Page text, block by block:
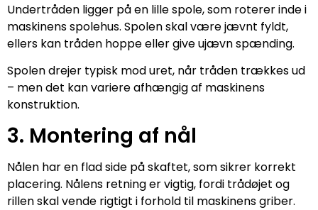
Undertråden ligger på en lille spole, som roterer inde i
maskinens spolehus. Spolen skal være jævnt fyldt,
ellers kan tråden hoppe eller give ujævn spænding.
Spolen drejer typisk mod uret, når tråden trækkes ud
– men det kan variere afhængig af maskinens
konstruktion.
3. Montering af nål
Nålen har en flad side på skaftet, som sikrer korrekt
placering. Nålens retning er vigtig, fordi trådøjet og
rillen skal vende rigtigt i forhold til maskinens griber.